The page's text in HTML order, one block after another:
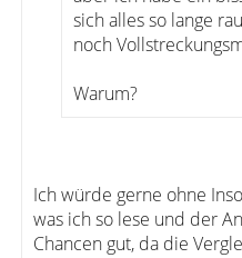
sich alles so lange
noch
Warum?
Ich würde gerne ohne
was ich so lese und der
Chancen gut, da die